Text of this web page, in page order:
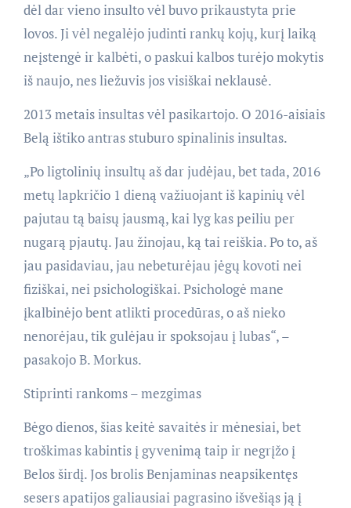
dėl dar vieno insulto vėl buvo prikaustyta prie
lovos. Ji vėl negalėjo judinti rankų kojų, kurį laiką
neįstengė ir kalbėti, o paskui kalbos turėjo mokytis
iš naujo, nes liežuvis jos visiškai neklausė.
2013 metais insultas vėl pasikartojo. O 2016-aisiais
Belą ištiko antras stuburo spinalinis insultas.
„Po ligtolinių insultų aš dar judėjau, bet tada, 2016
metų lapkričio 1 dieną važiuojant iš kapinių vėl
pajutau tą baisų jausmą, kai lyg kas peiliu per
nugarą pjautų. Jau žinojau, ką tai reiškia. Po to, aš
jau pasidaviau, jau nebeturėjau jėgų kovoti nei
fiziškai, nei psichologiškai. Psichologė mane
įkalbinėjo bent atlikti procedūras, o aš nieko
nenorėjau, tik gulėjau ir spoksojau į lubas“, –
pasakojo B. Morkus.
Stiprinti rankoms – mezgimas
Bėgo dienos, šias keitė savaitės ir mėnesiai, bet
troškimas kabintis į gyvenimą taip ir negrįžo į
Belos širdį. Jos brolis Benjaminas neapsikentęs
sesers apatijos galiausiai pagrasino išvešiąs ją į